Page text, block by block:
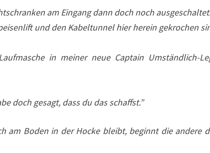
am Eingang dann doch noch
und den Kabeltunnel hier herein gekrochen
in meiner neue Captain Umständlich-
doch gesagt, dass du das schaffst.”
am Boden in der Hocke bleibt, beginnt die andere